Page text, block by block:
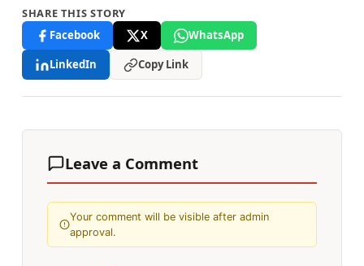
SHARE THIS STORY
Facebook
X
WhatsApp
LinkedIn
Copy Link
Leave a Comment
Your comment will be visible after admin
approval.